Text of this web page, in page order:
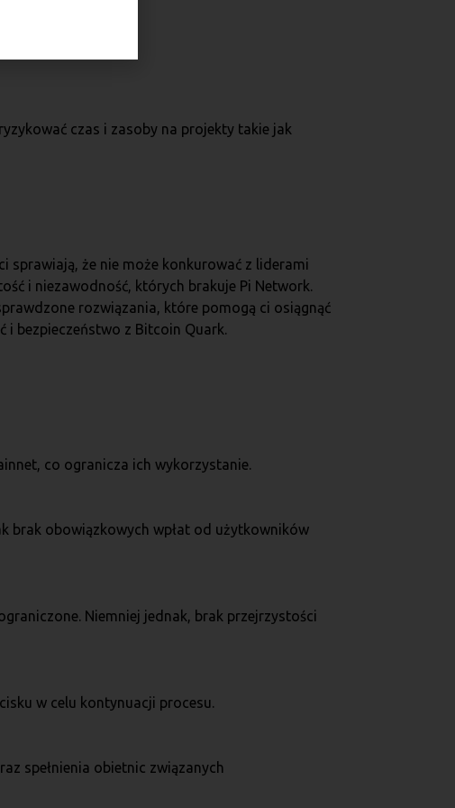
czas i zasoby na projekty takie jak
sprawiają, że nie może konkurować z liderami
i niezawodność, których brakuje Pi Network.
rozwiązania, które pomogą ci osiągnąć
i bezpieczeństwo z Bitcoin Quark.
co ogranicza ich wykorzystanie.
brak obowiązkowych wpłat od użytkowników
Niemniej jednak, brak przejrzystości
w celu kontynuacji procesu.
spełnienia obietnic związanych